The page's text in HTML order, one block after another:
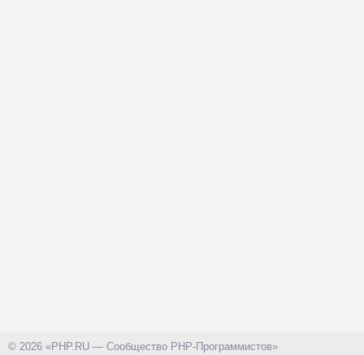
© 2026 «PHP.RU — Сообщество PHP-Программистов»